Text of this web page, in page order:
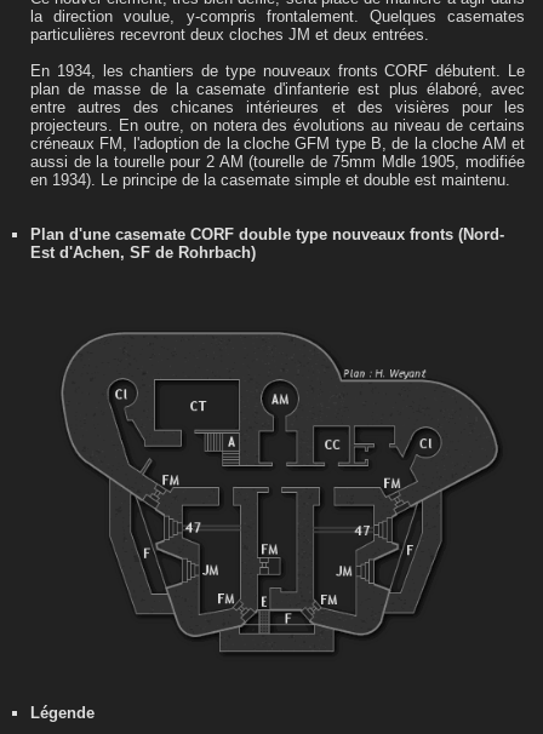
la direction voulue, y-compris frontalement. Quelques casemates
particulières recevront deux cloches JM et deux entrées.
En 1934, les chantiers de type nouveaux fronts CORF débutent. Le
plan de masse de la casemate d'infanterie est plus élaboré, avec
entre autres des chicanes intérieures et des visières pour les
projecteurs. En outre, on notera des évolutions au niveau de certains
créneaux FM, l'adoption de la cloche GFM type B, de la cloche AM et
aussi de la tourelle pour 2 AM (tourelle de 75mm Mdle 1905, modifiée
en 1934). Le principe de la casemate simple et double est maintenu.
Plan d'une casemate CORF double type nouveaux fronts (Nord-
Est d'Achen, SF de Rohrbach)
Légende